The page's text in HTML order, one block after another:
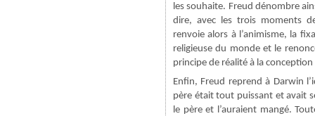
les souhaite. Freud dénombre
dire, avec les trois moments
renvoie alors à l’animisme, la
religieuse du monde et le
principe de réalité à la
Enfin, Freud reprend à Darwin
père était tout puissant et avait
le père et l’auraient mangé.